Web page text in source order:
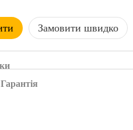
Замовити швидко
Гарантія